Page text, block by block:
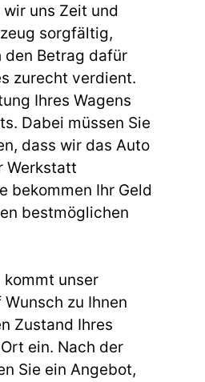
uns Zeit und
sorgfältig,
den Betrag dafür
zurecht verdient.
Ihres Wagens
Dabei müssen Sie
dass wir das Auto
Werkstatt
bekommen Ihr Geld
bestmöglichen
kommt unser
zu Ihnen
Zustand Ihres
ein. Nach der
Sie ein Angebot,